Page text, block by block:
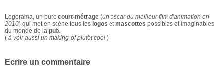
Logorama, un pure court-métrage (un oscar du meilleur film d'animation en
2010) qui met en scène tous les logos etmascottes possibles et imaginables
du monde de la pub.
( à voir aussi un making-ofplutôt cool )
Ecrire un commentaire